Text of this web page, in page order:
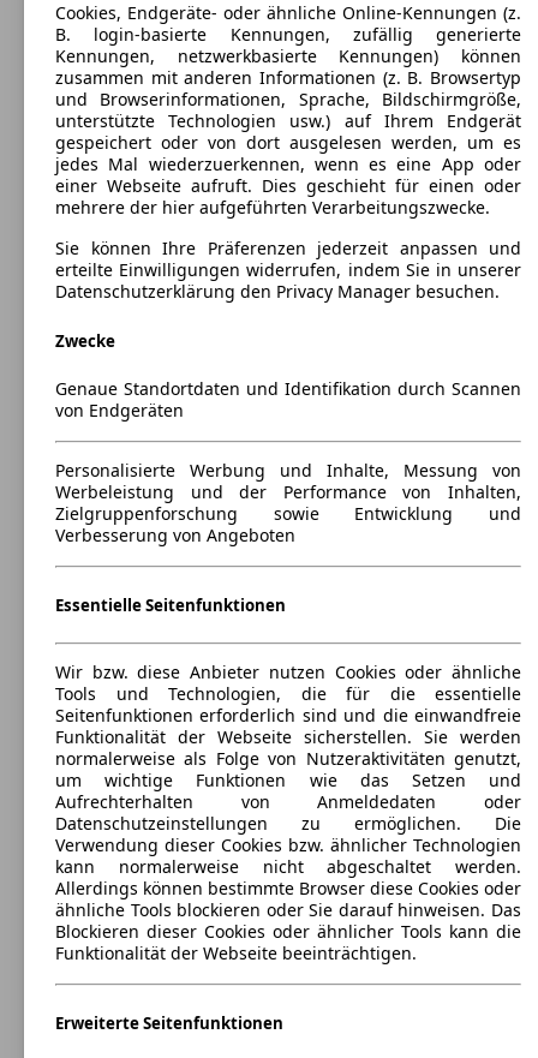
Renault Twingo Diesel (2007 - 2014)
Maße (L/B/H):
ab 3645 x 1655 x 1470 mm
Leistung:
55 KW (75 PS)
Türen:
4
165 - 959 Liter
Anhängelast:
Cookies, Endgeräte- oder ähnliche Online-Kennungen (z.
B. login-basierte Kennungen, zufällig generierte
Kennungen, netzwerkbasierte Kennungen) können
zusammen mit anderen Informationen (z. B. Browsertyp
und Browserinformationen, Sprache, Bildschirmgröße,
unterstützte Technologien usw.) auf Ihrem Endgerät
gespeichert oder von dort ausgelesen werden, um es
jedes Mal wiederzuerkennen, wenn es eine App oder
einer Webseite aufruft. Dies geschieht für einen oder
mehrere der hier aufgeführten Verarbeitungszwecke.
Sie können Ihre Präferenzen jederzeit anpassen und
erteilte Einwilligungen widerrufen, indem Sie in unserer
Datenschutzerklärung den Privacy Manager besuchen.
Zwecke
Genaue Standortdaten und Identifikation durch Scannen
von Endgeräten
Personalisierte Werbung und Inhalte, Messung von
Werbeleistung und der Performance von Inhalten,
Zielgruppenforschung sowie Entwicklung und
Verbesserung von Angeboten
Essentielle Seitenfunktionen
Wir bzw. diese Anbieter nutzen Cookies oder ähnliche
Tools und Technologien, die für die essentielle
Seitenfunktionen erforderlich sind und die einwandfreie
Funktionalität der Webseite sicherstellen. Sie werden
normalerweise als Folge von Nutzeraktivitäten genutzt,
um wichtige Funktionen wie das Setzen und
Aufrechterhalten von Anmeldedaten oder
Datenschutzeinstellungen zu ermöglichen. Die
Verwendung dieser Cookies bzw. ähnlicher Technologien
kann normalerweise nicht abgeschaltet werden.
Allerdings können bestimmte Browser diese Cookies oder
ähnliche Tools blockieren oder Sie darauf hinweisen. Das
Blockieren dieser Cookies oder ähnlicher Tools kann die
Funktionalität der Webseite beeinträchtigen.
Erweiterte Seitenfunktionen